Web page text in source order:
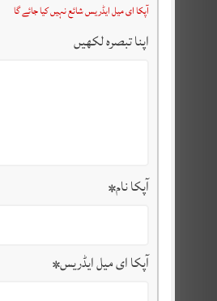
آپکا ای میل ایڈریس شائع نہیں کیا جائے گا
اپنا تبصرہ لکھیں
آپکا نام*
آپکا ای میل ایڈریس*